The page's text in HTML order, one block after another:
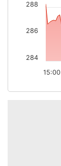
15:00
284
286
288